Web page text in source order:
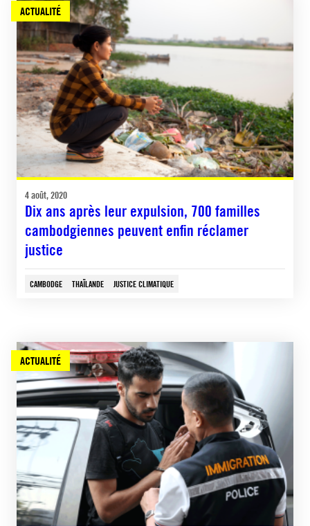
ACTUALITÉ
4 août, 2020
Dix ans après leur expulsion, 700 familles
cambodgiennes peuvent enfin réclamer
justice
CAMBODGE THAÏLANDE JUSTICE CLIMATIQUE
ACTUALITÉ